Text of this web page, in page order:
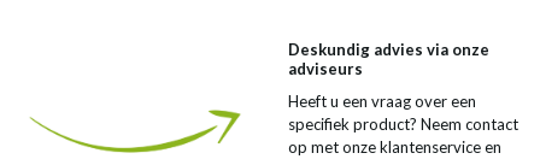
Deskundig advies via onze
adviseurs
Heeft u een vraag over een
specifiek product? Neem contact
op met onze klantenservice en